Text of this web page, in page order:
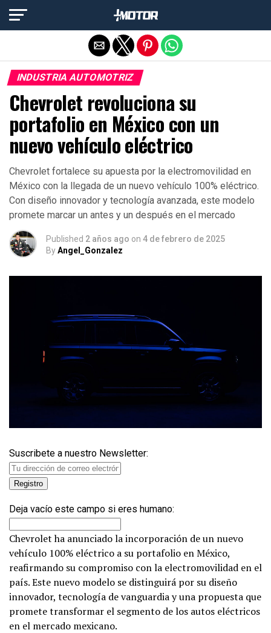
INDUSTRIA AUTOMOTRIZ
Chevrolet revoluciona su
portafolio en México con un
nuevo vehículo eléctrico
Chevrolet fortalece su apuesta por la electromovilidad en
México con la llegada de un nuevo vehículo 100% eléctrico.
Con diseño innovador y tecnología avanzada, este modelo
promete marcar un antes y un después en el mercado
Published 2 años ago on 4 de febrero de 2025
ByAngel_Gonzalez
Suscribete a nuestro Newsletter:
Deja vacío este campo si eres humano:
Chevrolet ha anunciado la incorporación de un nuevo
vehículo 100% eléctrico a su portafolio en México,
reafirmando su compromiso con la electromovilidad en el
país. Este nuevo modelo se distinguirá por su diseño
innovador, tecnología de vanguardia y una propuesta que
promete transformar el segmento de los autos eléctricos
en el mercado mexicano.
Salir de la versión móvil